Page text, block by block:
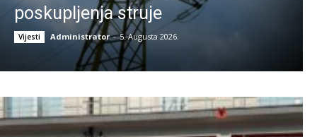
poskupljenja struje
Vijesti Administrator - 5. Augusta 2026.